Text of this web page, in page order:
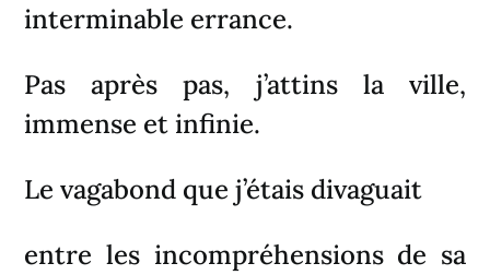
interminable errance.
Pas après pas, j’attins la ville,
immense et infinie.
Le vagabond que j’étais divaguait
entre les incompréhensions de sa